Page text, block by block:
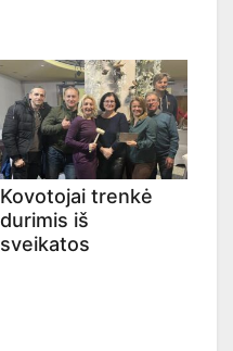
Kovotojai trenkė
durimis iš
sveikatos